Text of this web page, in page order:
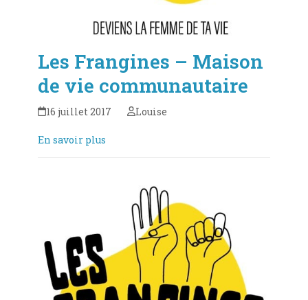
Les Frangines – Maison
de vie communautaire
16 juillet 2017 Louise
En savoir plus